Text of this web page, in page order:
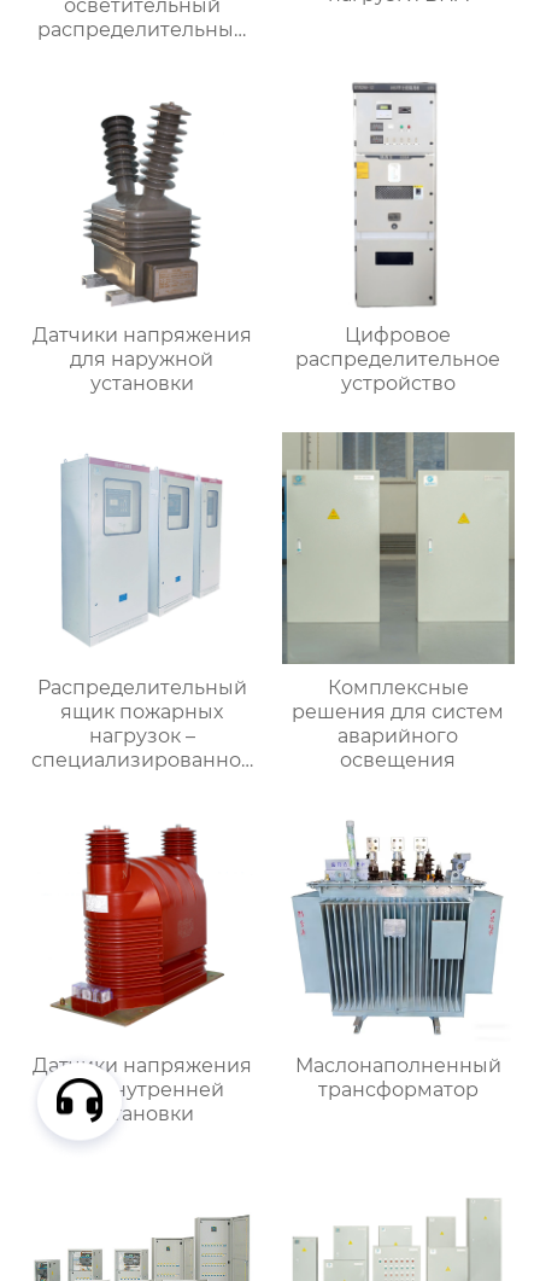
осветительный
распределительный
Датчики напряжения
для наружной
установки
Цифровое
распределительное
устройство
Распределительный
ящик пожарных
нагрузок –
специализированное
Комплексные
решения для систем
аварийного
освещения
Датчики напряжения
для внутренней
установки
Маслонаполненный
трансформатор